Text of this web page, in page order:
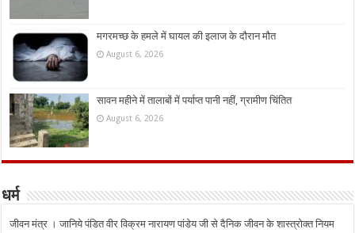
मगरमच्छ के हमले में घायल की इलाज के दौरान मौत
August 6, 2026
सावन महीने में तालाबों में पर्याप्त पानी नहीं, ग्रामीण चिंतित
August 6, 2026
धर्म
जीवन मंत्र । जानिये पंडित वीर विक्रम नारायण पांडेय जी से दैनिक जीवन के शास्त्रोक्त नियम